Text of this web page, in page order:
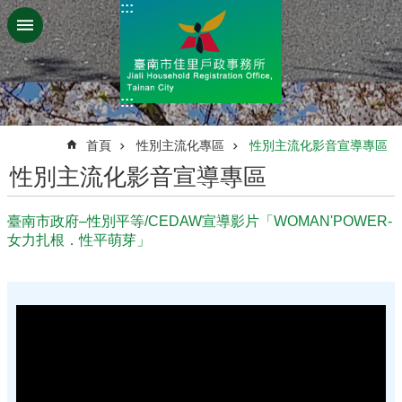
跳到主要內容區塊
:::
:::
首頁 性別主流化專區 性別主流化影音宣導專區
性別主流化影音宣導專區
臺南市政府–性別平等/CEDAW宣導影片「WOMAN'POWER-
女力扎根．性平萌芽」